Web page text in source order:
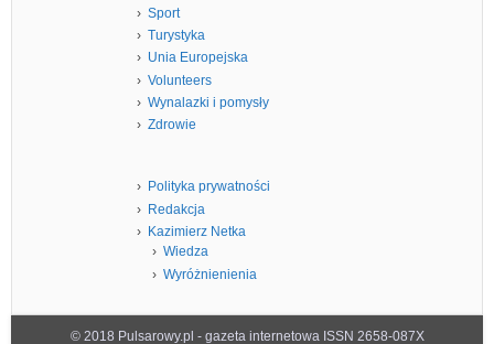
Sport
Turystyka
Unia Europejska
Volunteers
Wynalazki i pomysły
Zdrowie
Polityka prywatności
Redakcja
Kazimierz Netka
Wiedza
Wyróżnienienia
© 2018 Pulsarowy.pl - gazeta internetowa ISSN 2658-087X